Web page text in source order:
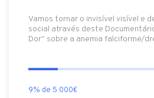
Vamos tornar o invisível visível e
social através deste
Dor" sobre a anemia falciforme/
9% de 5 000€